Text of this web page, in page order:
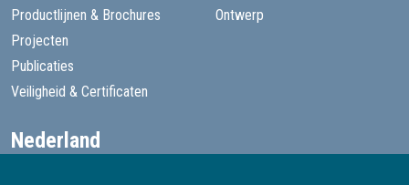
Productlijnen & Brochures
Projecten
Publicaties
Veiligheid & Certificaten
Ontwerp
Nederland